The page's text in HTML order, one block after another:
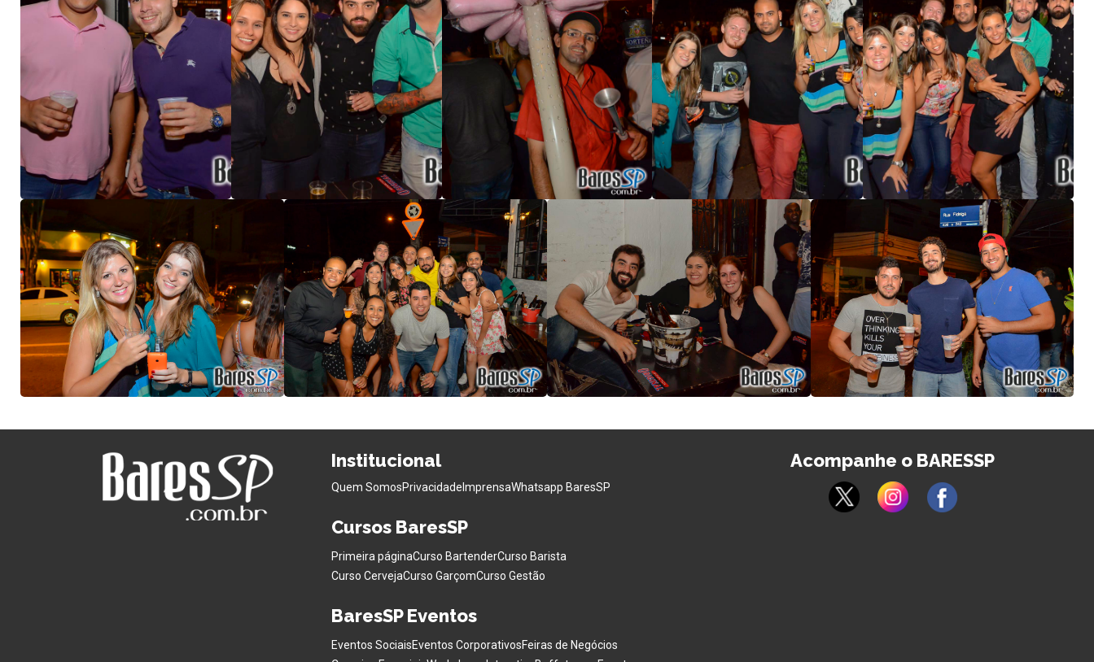
Institucional
Quem SomosPrivacidade ImprensaWhatsapp BaresSP
Cursos BaresSP
Primeira páginaCurso BartenderCurso Barista
Curso CervejaCurso GarçomCurso Gestão
BaresSP Eventos
Eventos SociaisEventos CorporativosFeiras de Negócios
Acompanhe o BARESSP